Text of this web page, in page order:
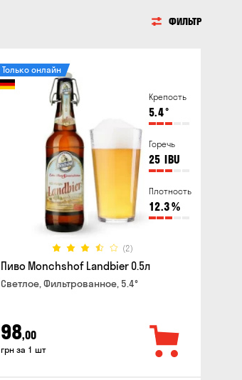
ФИЛЬТР
Крепость
5.4°
Горечь
25 IBU
Плотность
12.3%
(2)
Только онлайн
Пиво Monchshof Landbier 0.5л
Светлое, Фильтрованное, 5.4°
98,00
грн за 1 шт